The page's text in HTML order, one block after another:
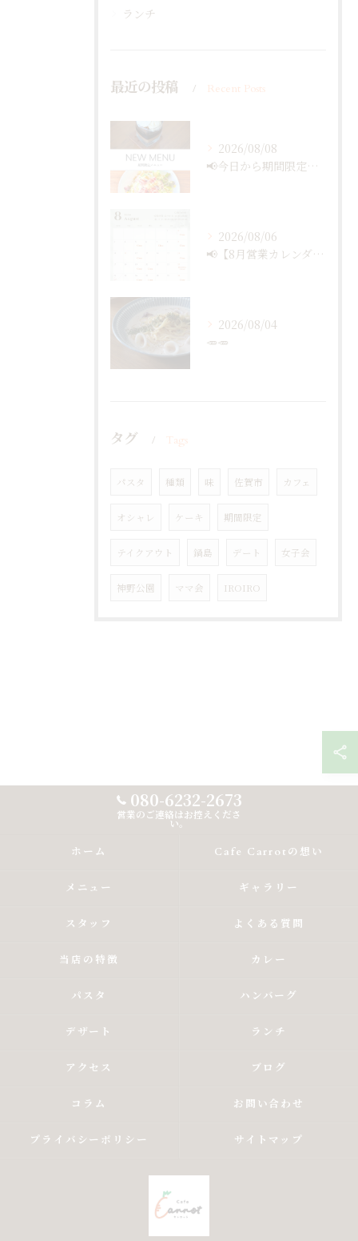
ランチ
最近の投稿 Recent Posts
2026/08/08
📢今日から期間限定メニュー✨
2026/08/06
📢【8月営業カレンダー最新版のお知らせ】📅
2026/08/04
🥕🥕
タグ Tags
パスタ 種類 味 佐賀市 カフェ
オシャレ ケーキ 期間限定
テイクアウト 鍋島 デート 女子会
神野公園 ママ会 IROIRO
080-6232-2673
営業のご連絡はお控えくださ
い。
ホーム Cafe Carrotの想い
メニュー ギャラリー
スタッフ よくある質問
当店の特徴 カレー
パスタ ハンバーグ
デザート ランチ
アクセス ブログ
コラム お問い合わせ
プライバシーポリシー サイトマップ